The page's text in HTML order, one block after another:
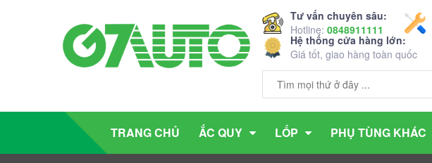
Tư vấn chuyên sâu:
Hotline: 0848911111
Hệ thống cửa hàng lớn:
Giá tốt, giao hàng toàn quốc
TRANG CHỦ ẮC QUY LỐP PHỤ TÙNG KHÁC